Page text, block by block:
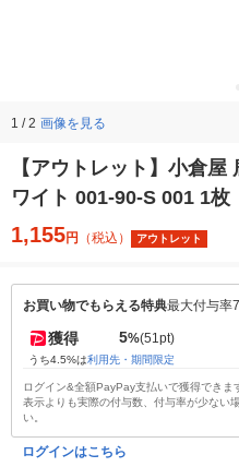
1 / 2 画像を見る
【アウトレット】小倉
ワイト 001-90-S 001 1枚
1,155円 （税込） アウトレット
お買い物でもらえる特典最大付与率
獲得 5%(51pt)
うち4.5%は利用先・期間限定
ログイン&全額PayPay支払いで獲得できま
表示よりも実際の付与数、付与率が少ない
い。
ログインはこちら